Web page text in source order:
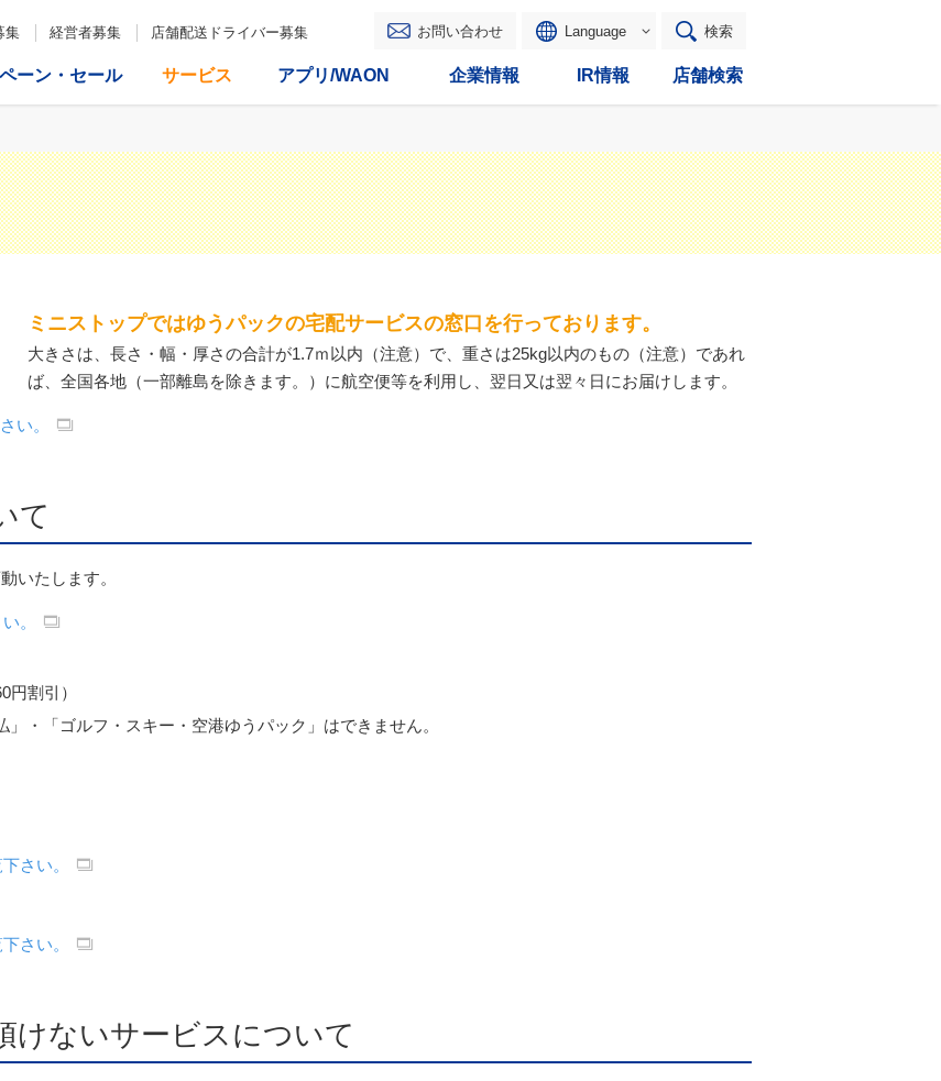
集 経営者募集 店舗配送ドライバー募集 お問い合わせ Language 検索
ーン・セール サービス アプリ/WAON 企業情報 IR情報 店舗検索
ミニストップではゆうパックの宅配サービスの窓口を行っております。
大きさは、長さ・幅・厚さの合計が1.7ｍ以内（注意）で、重さは25kg以内のもの（注意）であれ
ば、全国各地（一部離島を除きます。）に航空便等を利用し、翌日又は翌々日にお届けします。
い。
て
いたします。
。
割引）
」・「ゴルフ・スキー・空港ゆうパック」はできません。
さい。
さい。
けないサービスについて